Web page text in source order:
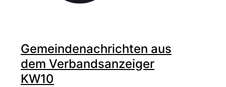
Gemeindenachrichten aus
dem Verbandsanzeiger
KW10